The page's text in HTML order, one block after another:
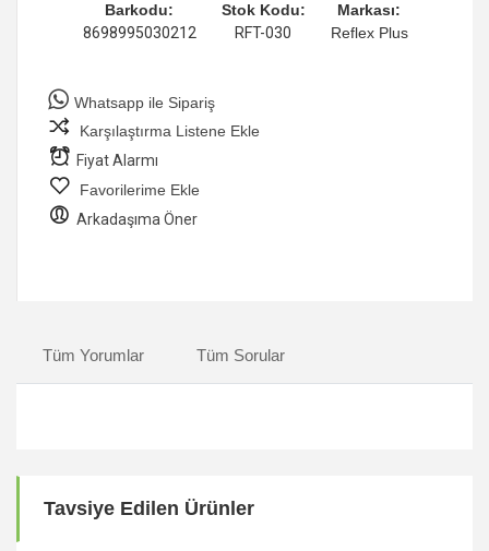
Barkodu:
8698995030212
Stok Kodu:
RFT-030
Markası:
Reflex Plus
Whatsapp ile Sipariş
Karşılaştırma Listene Ekle
Fiyat Alarmı
Favorilerime Ekle
Arkadaşıma Öner
Tüm Yorumlar Tüm Sorular
Tavsiye Edilen Ürünler